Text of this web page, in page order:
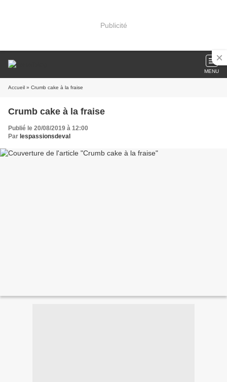
Publicité
MENU
Accueil » Crumb cake à la fraise
Crumb cake à la fraise
Publié le 20/08/2019 à 12:00
Par lespassionsdeval